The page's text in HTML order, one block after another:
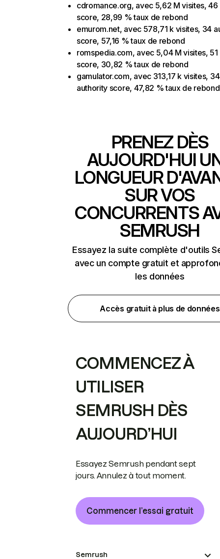
cdromance.org, avec 5,62 M visites, 46
score, 28,99 % taux de rebond
emurom.net, avec 578,71 k visites, 34
score, 57,16 % taux de rebond
romspedia.com, avec 5,04 M visites,
score, 30,82 % taux de rebond
gamulator.com, avec 313,17 k visites, 34
authority score, 47,82 % taux de rebond
PRENEZ DÈS
AUJOURD'HUI
LONGUEUR
SUR VOS
CONCURRENTS
SEMRUSH
Essayez la suite complète d'outils
avec un compte gratuit et
les données
Accès gratuit à plus de données
COMMENCEZ À
UTILISER
SEMRUSH DÈS
AUJOURD’HUI
Essayez Semrush pendant sept
jours. Annulez à tout moment.
Commencer l’essai gratuit
Semrush